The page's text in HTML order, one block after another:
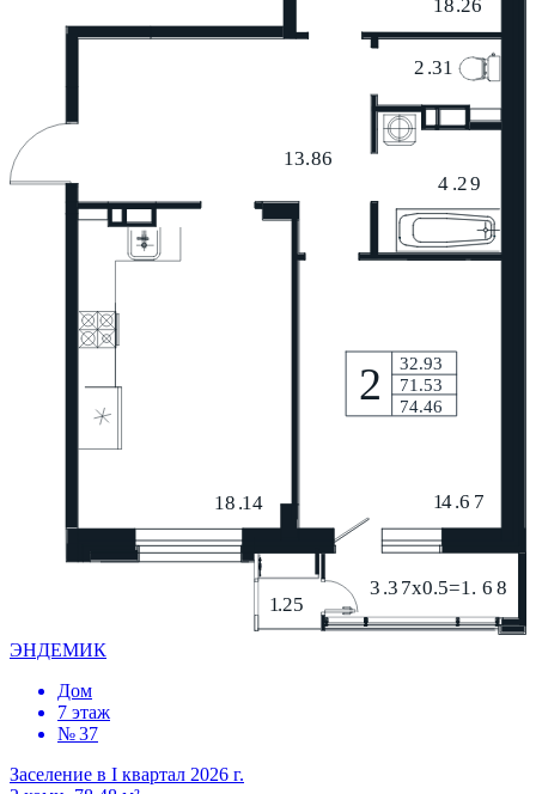
ЭНДЕМИК
Дом
7 этаж
№ 37
Заселение в I квартал 2026 г.